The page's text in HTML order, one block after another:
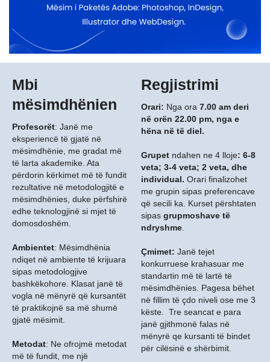
Mbi
mësimdhënien
Profesorët: Janë me
eksperiencë të gjatë në
mësimdhënie, me gradat më
të larta akademike. Ata
përdorin kërkimet më të fundit
rezultative në metodologjitë e
mësimdhënies, duke përfshirë
edhe teknologjinë si mjet të
domosdoshëm.
Ambientet: Mësimdhënia
ndiqet në ambiente të krijuara
sipas metodologjive
bashkëkohore. Klasat janë të
vogla në mënyrë që kursantët
të praktikojnë sa më shumë
gjatë mësimit.
Metodat: Ne ofrojmë metodat
më të fundit, me një
Regjistrimi
Orari: Nga ora 7.00 am deri
në orën 22.00 pm, nga e
hëna në të diel.
Grupet ndahen ne 4 lloje: 6-8
veta; 3-4 veta; 2 veta, dhe
individual. Orari finalizohet
me grupin sipas preferencave
që secili ka. Kurset përshtaten
sipas grupmoshave të
ndryshme
Çmimet: Janë tejet
konkurruese krahasuar me
standartin më të lartë të
mësimdhënies. Pagesa bëhet
në fillim të çdo niveli ose me 3
këste. Tre seancat e para
janë gjithmonë falas në
mënyrë qe kursanti të bindet
për cilësinë e shërbimit.